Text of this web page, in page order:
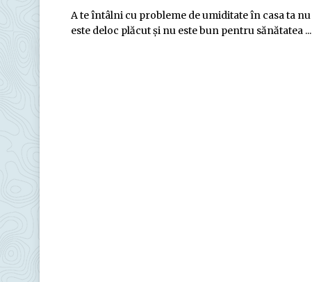
A te întâlni cu probleme de umiditate în casa ta nu
este deloc plăcut și nu este bun pentru sănătatea ...